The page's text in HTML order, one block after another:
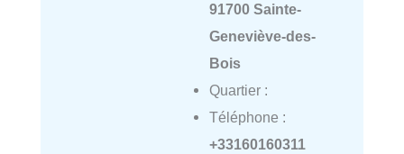
91700 Sainte-
Geneviève-des-
Bois
Quartier :
Téléphone :
+33160160311